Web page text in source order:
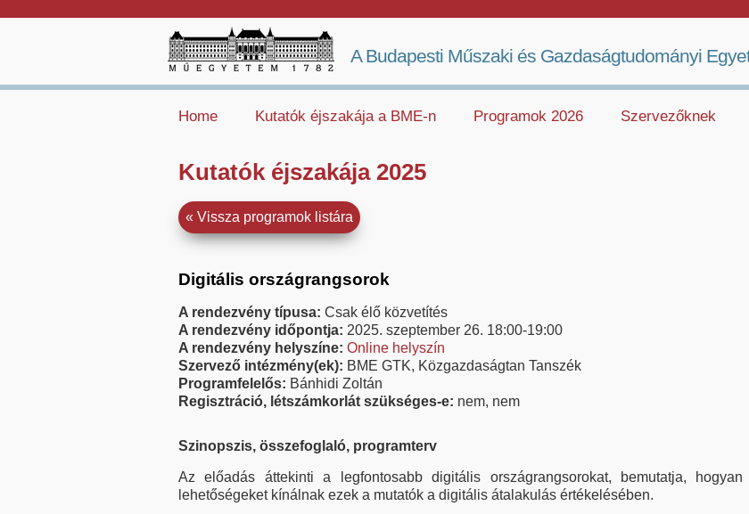
A Budapesti Műszaki és Gazdaságtudományi
Home Kutatók éjszakája a BME-n Programok 2026 Szervezőknek
Kutatók éjszakája 2025
Vissza programok listára
Digitális országrangsorok
A rendezvény típusa: Csak élő közvetítés
A rendezvény időpontja: 2025. szeptember 26. 18:00-19:00
A rendezvény helyszíne: Online helyszín
Szervező intézmény(ek): BME GTK, Közgazdaságtan Tanszék
Programfelelős: Bánhidi Zoltán
Regisztráció, létszámkorlát szükséges-e: nem, nem
Szinopszis, összefoglaló, programterv
Az előadás áttekinti a legfontosabb digitális országrangsorokat, bemutatja,
lehetőségeket kínálnak ezek a mutatók a digitális átalakulás értékelésében.